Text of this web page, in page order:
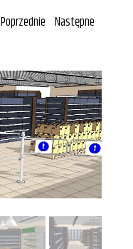
Poprzednie Następne